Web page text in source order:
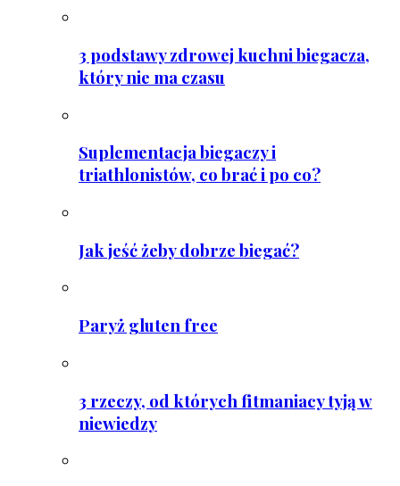
3 podstawy zdrowej kuchni biegacza,
który nie ma czasu
Suplementacja biegaczy i
triathlonistów, co brać i po co?
Jak jeść żeby dobrze biegać?
Paryż gluten free
3 rzeczy, od których fitmaniacy tyją w
niewiedzy